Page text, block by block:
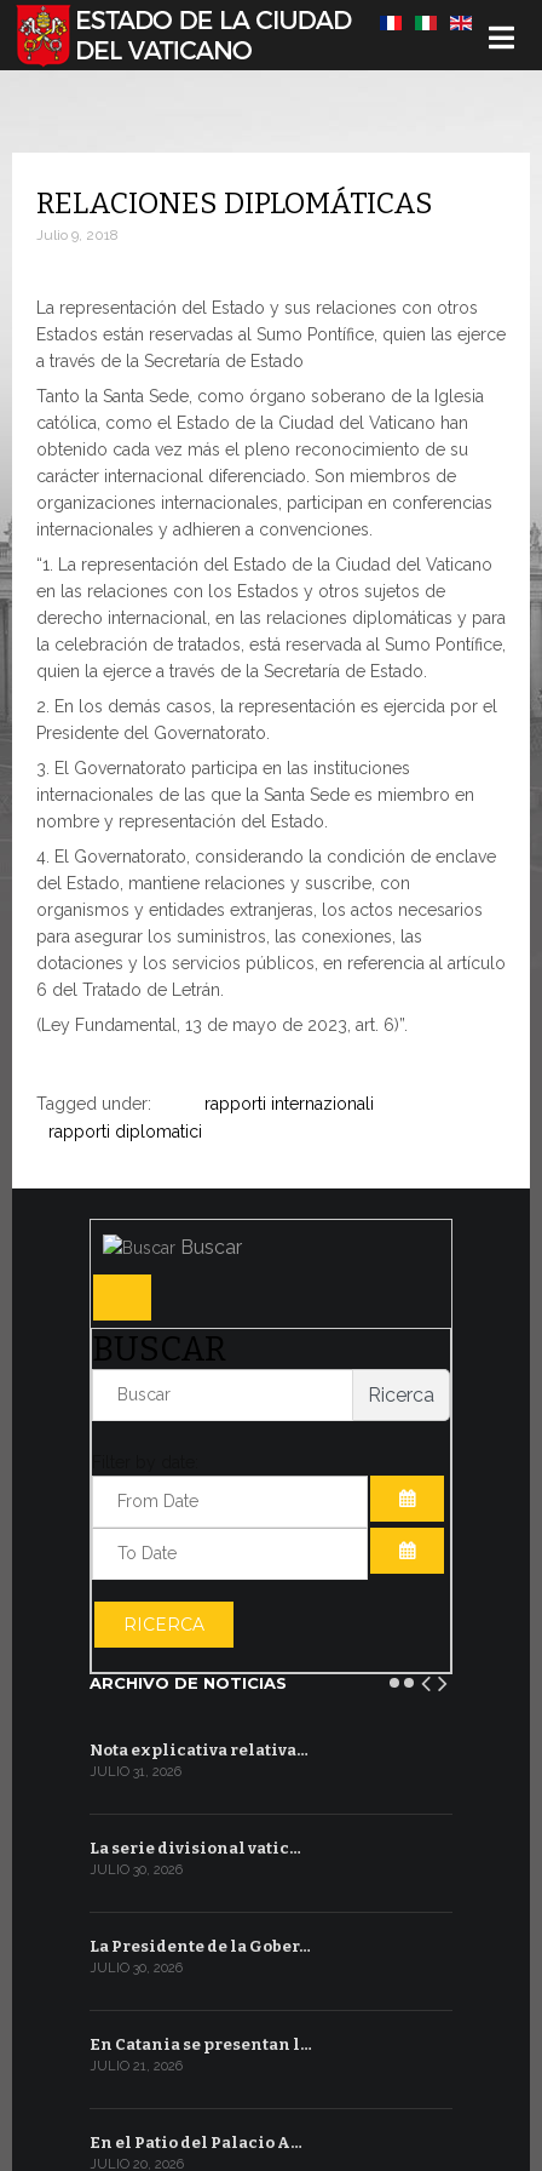
Seleccione su idioma
RELACIONES DIPLOMÁTICAS
Julio 9, 2018
La representación del Estado y sus relaciones con otros
Estados están reservadas al Sumo Pontífice, quien las ejerce
a través de la Secretaría de Estado
Tanto la Santa Sede, como órgano soberano de la Iglesia
católica, como el Estado de la Ciudad del Vaticano han
obtenido cada vez más el pleno reconocimiento de su
carácter internacional diferenciado. Son miembros de
organizaciones internacionales, participan en conferencias
internacionales y adhieren a convenciones.
“1.⁠ ⁠La representación del Estado de la Ciudad del Vaticano
en las relaciones con los Estados y otros sujetos de
derecho internacional, en las relaciones diplomáticas y para
la celebración de tratados, está reservada al Sumo Pontífice,
quien la ejerce a través de la Secretaría de Estado.
2.⁠ ⁠En los demás casos, la representación es ejercida por el
Presidente del Governatorato.
3.⁠ ⁠El Governatorato participa en las instituciones
internacionales de las que la Santa Sede es miembro en
nombre y representación del Estado.
4.⁠ ⁠El Governatorato, considerando la condición de enclave
del Estado, mantiene relaciones y suscribe, con
organismos y entidades extranjeras, los actos necesarios
para asegurar los suministros, las conexiones, las
dotaciones y los servicios públicos, en referencia al artículo
6 del Tratado de Letrán.
(Ley Fundamental, 13 de mayo de 2023, art. 6)”.
Tagged under:
rapporti internazionali
rapporti diplomatici
Buscar
BUSCAR
Ricerca
ABRIR EL
RICERCA
ARCHIVO DE NOTICIAS
Nota explicativa relativa…
JULIO 31, 2026
La serie divisional vatic…
JULIO 30, 2026
La Presidente de la Gober…
JULIO 30, 2026
En Catania se presentan l…
JULIO 21, 2026
En el Patio del Palacio A…
JULIO 20, 2026